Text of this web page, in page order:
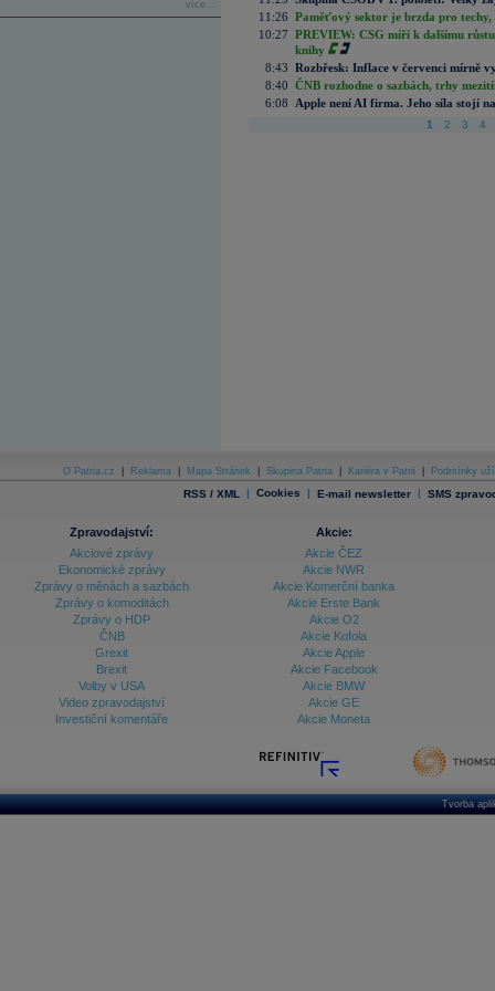
více...
11:26 Paměťový sektor je brzda pro techy,
10:27 PREVIEW: CSG míří k dalšímu
knihy
8:43 Rozbřesk: Inflace v červenci mírně
8:40 ČNB rozhodne o sazbách, trhy
6:08
Apple není AI firma. Jeho síla stojí
1 2 3 4
O Patria.cz Reklama Mapa Stránek Skupina Patria Kariéra v Patrii Podmínky
RSS / XML | Cookies | E-mail newsletter | SMS
Zpravodajství:
Akciové zprávy
Ekonomické zprávy
Zprávy o měnách a sazbách
Zprávy o komoditách
Zprávy o HDP
ČNB
Grexit
Brexit
Volby v USA
Video zpravodajství
Investiční komentáře
Akcie:
Akcie ČEZ
Akcie NWR
Akcie Komerční banka
Akcie Erste Bank
Akcie O2
Akcie Kofola
Akcie Apple
Akcie Facebook
Akcie BMW
Akcie GE
Akcie Moneta
Tvorba